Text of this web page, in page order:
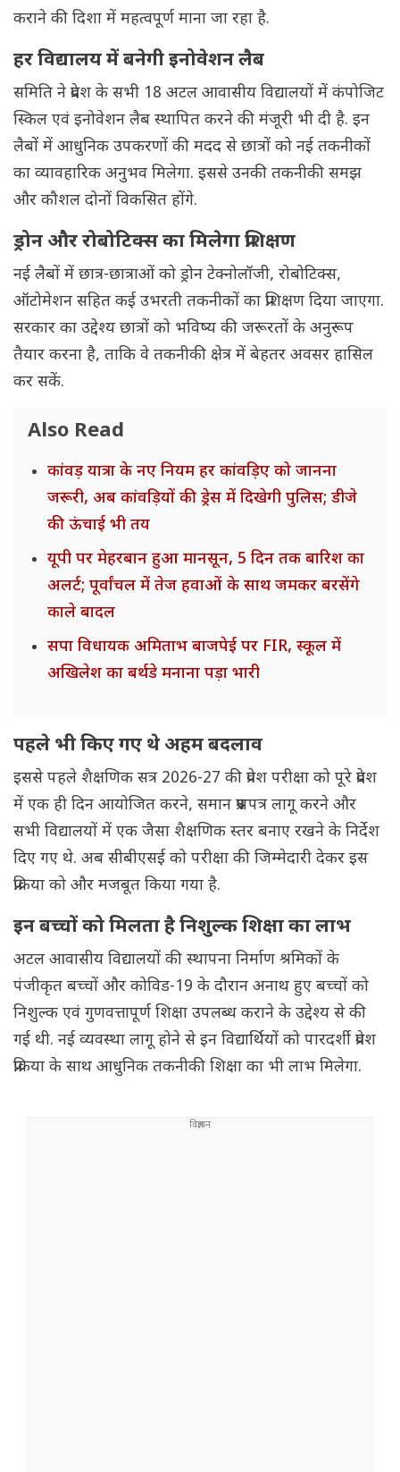
कराने की दिशा में महत्वपूर्ण माना जा रहा है.
हर विद्यालय में बनेगी इनोवेशन लैब
समिति ने प्रदेश के सभी 18 अटल आवासीय विद्यालयों में कंपोजिट
स्किल एवं इनोवेशन लैब स्थापित करने की मंजूरी भी दी है. इन
लैबों में आधुनिक उपकरणों की मदद से छात्रों को नई तकनीकों
का व्यावहारिक अनुभव मिलेगा. इससे उनकी तकनीकी समझ
और कौशल दोनों विकसित होंगे.
ड्रोन और रोबोटिक्स का मिलेगा प्रशिक्षण
नई लैबों में छात्र-छात्राओं को ड्रोन टेक्नोलॉजी, रोबोटिक्स,
ऑटोमेशन सहित कई उभरती तकनीकों का प्रशिक्षण दिया जाएगा.
सरकार का उद्देश्य छात्रों को भविष्य की जरूरतों के अनुरूप
तैयार करना है, ताकि वे तकनीकी क्षेत्र में बेहतर अवसर हासिल
कर सकें.
Also Read
कांवड़ यात्रा के नए नियम हर कांवड़िए को जानना
जरूरी, अब कांवड़ियों की ड्रेस में दिखेगी पुलिस; डीजे
की ऊंचाई भी तय
यूपी पर मेहरबान हुआ मानसून, 5 दिन तक बारिश का
अलर्ट; पूर्वांचल में तेज हवाओं के साथ जमकर बरसेंगे
काले बादल
सपा विधायक अमिताभ बाजपेई पर FIR, स्कूल में
अखिलेश का बर्थडे मनाना पड़ा भारी
पहले भी किए गए थे अहम बदलाव
इससे पहले शैक्षणिक सत्र 2026-27 की प्रवेश परीक्षा को पूरे प्रदेश
में एक ही दिन आयोजित करने, समान प्रश्नपत्र लागू करने और
सभी विद्यालयों में एक जैसा शैक्षणिक स्तर बनाए रखने के निर्देश
दिए गए थे. अब सीबीएसई को परीक्षा की जिम्मेदारी देकर इस
प्रक्रिया को और मजबूत किया गया है.
इन बच्चों को मिलता है निशुल्क शिक्षा का लाभ
अटल आवासीय विद्यालयों की स्थापना निर्माण श्रमिकों के
पंजीकृत बच्चों और कोविड-19 के दौरान अनाथ हुए बच्चों को
निशुल्क एवं गुणवत्तापूर्ण शिक्षा उपलब्ध कराने के उद्देश्य से की
गई थी. नई व्यवस्था लागू होने से इन विद्यार्थियों को पारदर्शी प्रवेश
प्रक्रिया के साथ आधुनिक तकनीकी शिक्षा का भी लाभ मिलेगा.